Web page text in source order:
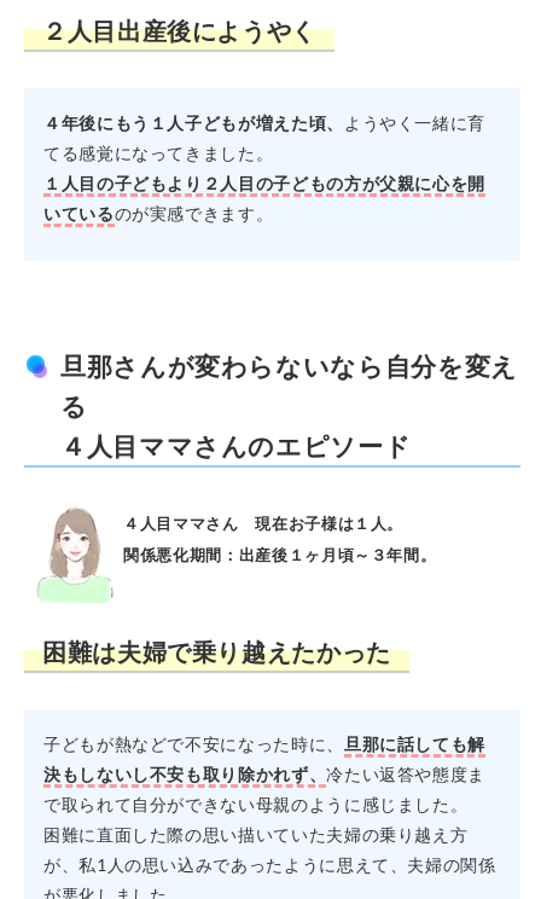
２人目出産後にようやく
４年後にもう１人子どもが増えた頃、
ようやく一緒に育
てる感覚になってきました。
１人目の子どもより２人目の子どもの方が父親に心を開
いているのが実感できます。
旦那さんが変わらないなら自分を変え
る
４人目ママさんのエピソード
４人目ママさん 現在お子様は１人。
関係悪化期間：出産後１ヶ月頃～３年間。
困難は夫婦で乗り越えたかった
子どもが熱などで不安になった時に、
旦那に話しても解
決もしないし不安も取り除かれず、冷たい返答や態度ま
で取られて自分ができない母親のように感じました。
困難に直面した際の思い描いていた夫婦の乗り越え方
が、私1人の思い込みであったように思えて、夫婦の関係